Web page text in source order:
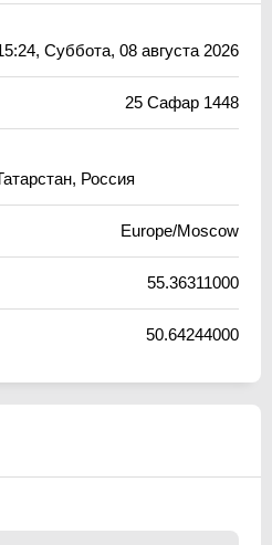
, Суббота, 08 августа 2026
25 Сафар 1448
Россия
Europe/Moscow
55.36311000
50.64244000